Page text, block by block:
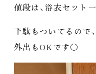
値段は、浴衣セット
下駄もついてるので
外出もOKです◯